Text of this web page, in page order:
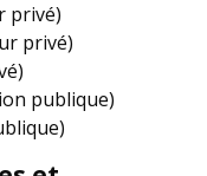
privé)
privé)
publique)